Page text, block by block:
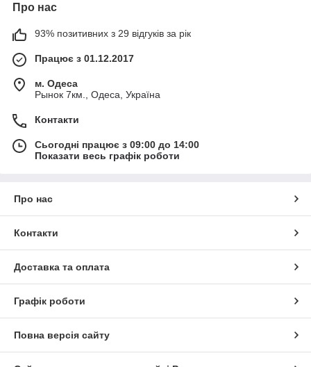
Про нас
93% позитивних з 29 відгуків за рік
Працює з 01.12.2017
м. Одеса
Рынок 7км., Одеса, Україна
Контакти
Сьогодні працює з 09:00 до 14:00
Показати весь графік роботи
Про нас
Контакти
Доставка та оплата
Графік роботи
Повна версія сайту